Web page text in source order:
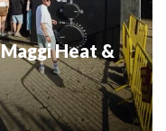
Heat &